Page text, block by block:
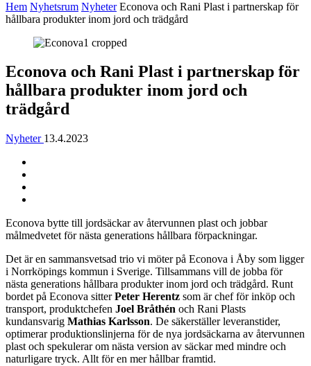
Hem Nyhetsrum Nyheter Econova och Rani Plast i partnerskap för
hållbara produkter inom jord och trädgård
Econova och Rani Plast i partnerskap för
hållbara produkter inom jord och
trädgård
Nyheter 13.4.2023
artikkeli
Econova bytte till jordsäckar av återvunnen plast och jobbar
målmedvetet för nästa generations hållbara förpackningar.
Det är en sammansvetsad trio vi möter på Econova i Åby som ligger
i Norrköpings kommun i Sverige. Tillsammans vill de jobba för
nästa generations hållbara produkter inom jord och trädgård. Runt
bordet på Econova sitterPeter Herentz som är chef för inköp och
transport, produktchefen Joel Bråthén och Rani Plasts
kundansvarig Mathias Karlsson. De säkerställer leveranstider,
optimerar produktionslinjerna för de nya jordsäckarna av återvunnen
plast och spekulerar om nästa version av säckar med mindre och
naturligare tryck. Allt för en mer hållbar framtid.